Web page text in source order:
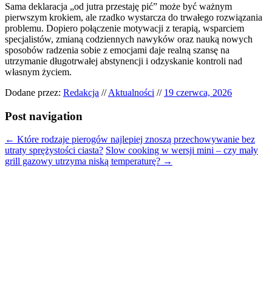
Sama deklaracja „od jutra przestaję pić” może być ważnym
pierwszym krokiem, ale rzadko wystarcza do trwałego rozwiązania
problemu. Dopiero połączenie motywacji z terapią, wsparciem
specjalistów, zmianą codziennych nawyków oraz nauką nowych
sposobów radzenia sobie z emocjami daje realną szansę na
utrzymanie długotrwałej abstynencji i odzyskanie kontroli nad
własnym życiem.
Dodane przez: Redakcja // Aktualności // 19 czerwca, 2026
Post navigation
← Które rodzaje pierogów najlepiej znoszą przechowywanie bez
utraty sprężystości ciasta? Slow cooking w wersji mini – czy mały
grill gazowy utrzyma niską temperaturę? →